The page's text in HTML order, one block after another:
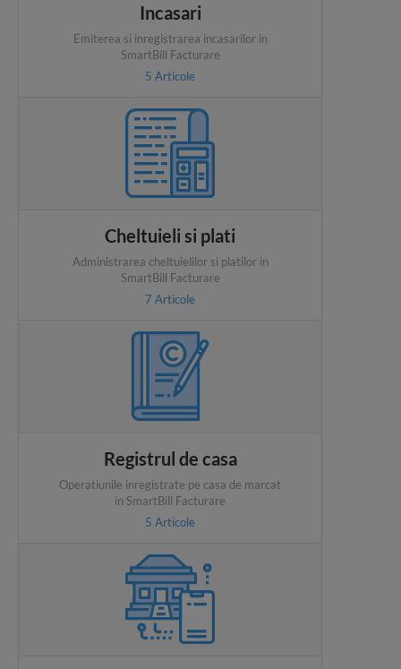
Incasari
Emiterea si inregistrarea incasarilor in
SmartBill Facturare
5 Articole
Cheltuieli si plati
Administrarea cheltuielilor si platilor in
SmartBill Facturare
7 Articole
Registrul de casa
Operatiunile inregistrate pe casa de marcat
in SmartBill Facturare
5 Articole